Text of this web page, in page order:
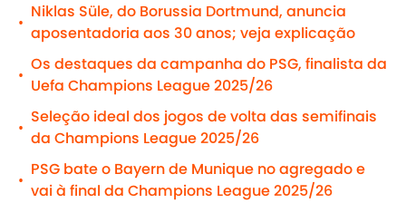
•
Niklas Süle, do Borussia Dortmund, anuncia
aposentadoria aos 30 anos; veja explicação
•
Os destaques da campanha do PSG, finalista da
Uefa Champions League 2025/26
•
Seleção ideal dos jogos de volta das semifinais
da Champions League 2025/26
•
PSG bate o Bayern de Munique no agregado e
vai à final da Champions League 2025/26